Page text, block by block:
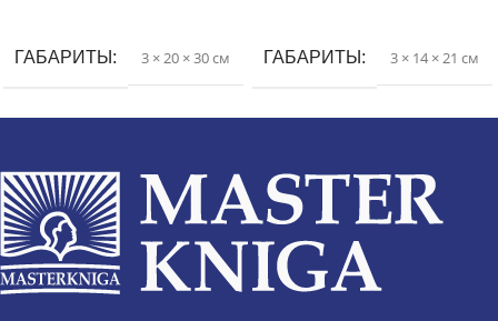
ГАБАРИТЫ 3 × 20 × 30 см ГАБАРИТЫ 3 × 14 × 21 см